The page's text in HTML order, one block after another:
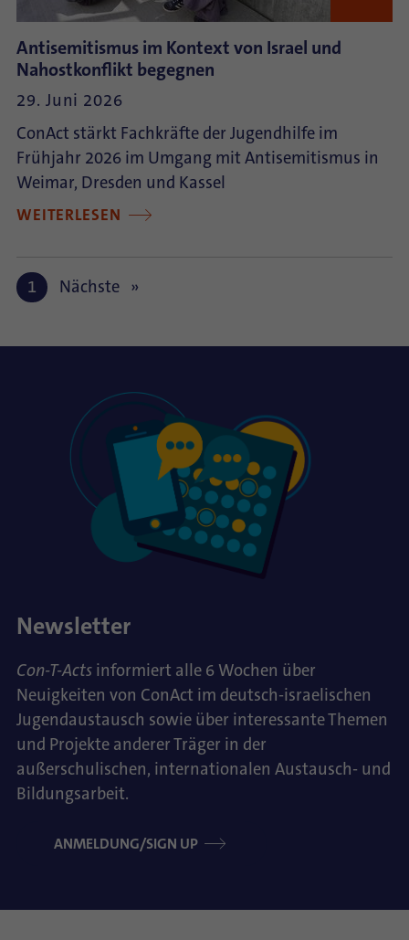
Antisemitismus im Kontext von Israel und
Nahostkonflikt begegnen
29. Juni 2026
ConAct stärkt Fachkräfte der Jugendhilfe im
Frühjahr 2026 im Umgang mit Antisemitismus in
Weimar, Dresden und Kassel
WEITERLESEN
1 Nächste
Newsletter
Con-T-Acts informiert alle 6 Wochen über
Neuigkeiten von ConAct im deutsch-israelischen
Jugendaustausch sowie über interessante Themen
und Projekte anderer Träger in der
außerschulischen, internationalen Austausch- und
Bildungsarbeit.
ANMELDUNG/SIGN UP